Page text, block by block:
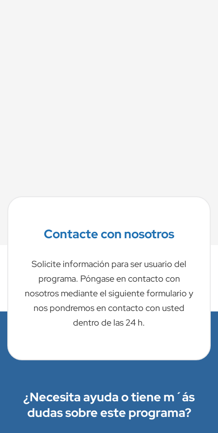
Contacte con nosotros
Solicite información para ser usuario del
programa. Póngase en contacto con
nosotros mediante el siguiente formulario y
nos pondremos en contacto con usted
dentro de las 24 h.
¿Necesita ayuda o tiene m´ás
dudas sobre este programa?